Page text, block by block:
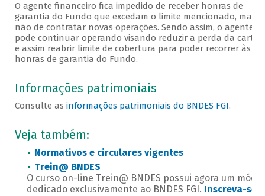
O agente financeiro fica impedido de receber honras de
garantia do Fundo que excedam o limite mencionado, mas
não de contratar novas operações. Sendo assim, o agente
pode continuar operando visando reduzir a perda da
e assim reabrir limite de cobertura para poder recorrer às
honras de garantia do Fundo.
Informações patrimoniais
Consulte as informações patrimoniais do BNDES FGI.
Veja também:
Normativos e circulares vigentes
Trein@ BNDES
O curso on-line Trein@ BNDES possui agora um
dedicado exclusivamente ao BNDES FGI. Inscreva-se